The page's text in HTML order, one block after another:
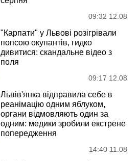
09:32 12.08
"Карпати" у Львові розігрівали
попсою окупантів, гидко
дивитися: скандальне відео з
поля
09:17 12.08
Львів'янка відправила себе в
реанімацію одним яблуком,
органи відмовляють один за
одним: медики зробили екстрене
попередження
14:40 11.08